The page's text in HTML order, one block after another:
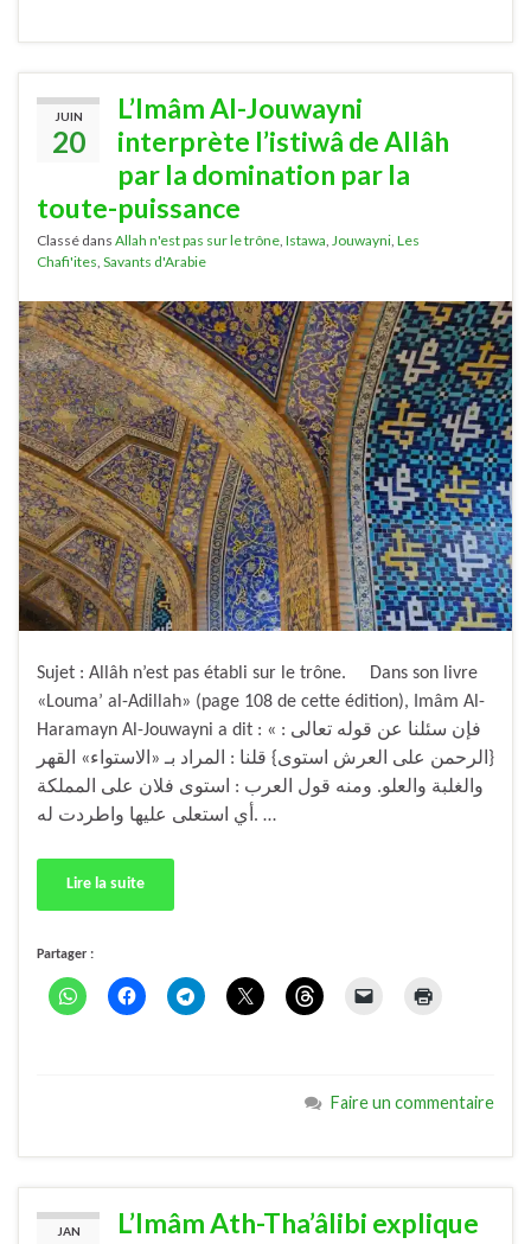
JUIN
20
L’Imâm Al-Jouwayni
interprète l’istiwâ de Allâh
par la domination par la
toute-puissance
Classé dans Allah n'est pas sur le trône Istawa Jouwayni Les
Chafi'ites Savants d'Arabie
Sujet : Allâh n’est pas établi sur le trône. Dans son livre
«Louma’ al-Adillah» (page 108 de cette édition), Imâm Al-
Haramayn Al-Jouwayni a dit : « فإن سئلنا عن قوله تعالى :
{الرحمن على العرش استوى} قلنا : المراد بـ «الاستواء» القهر
والغلبة والعلو. ومنه قول العرب : استوى فلان على المملكة
أي استعلى عليها واطردت له. …
Lire la suite
Partager :
Faire un commentaire
JAN
L’Imâm Ath-Tha’âlibi explique